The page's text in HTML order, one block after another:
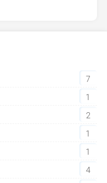
7
1
2
1
1
4